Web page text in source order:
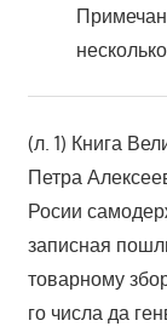
(л. 1) Книга
Петра
Росии
записная
товарному
го числа да